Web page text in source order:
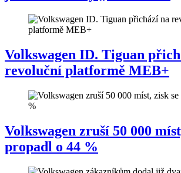
Volkswagen ID. Tiguan
revoluční platformě MEB+
Volkswagen zruší 50 000
propadl o 44 %